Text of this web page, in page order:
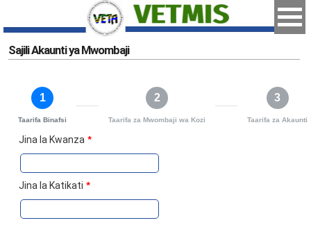
Sajili Akaunti ya Mwombaji
1
Taarifa Binafsi
2
Taarifa za Mwombaji wa Kozi
3
Taarifa za Akaunti
Jina la Kwanza *
Jina la Katikati *